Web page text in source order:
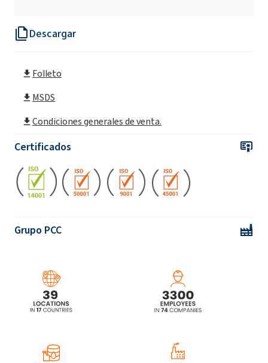
Descargar
Folleto
MSDS
Condiciones generales de venta.
Certificados
Grupo PCC